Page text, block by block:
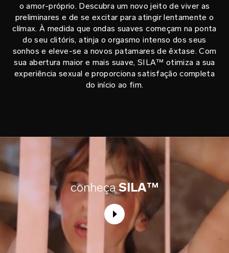
o amor-próprio. Descubra um novo jeito de viver as
preliminares e de se excitar para atingir lentamente o
clímax. À medida que ondas suaves começam na ponta
do seu clitóris, atinja o orgasmo intenso dos seus
sonhos e eleve-se a novos patamares de êxtase. Com
sua abertura maior e mais suave, SILA™ otimiza a sua
experiência sexual e proporciona satisfação completa
do início ao fim.
conheçaSILA™